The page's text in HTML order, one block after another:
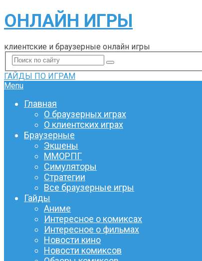
ОНЛАЙН ИГРЫ
клиентские и браузерные онлайн игры
ГАЙДЫ ПО ИГРАМ
Menu
Главная
О браузерных играх
О клиентских играх
Браузерные
Экшены
ММОРПГ
Симуляторы
Стратегии
Все браузерные игры
Гайды
Аниме
Интересное о комиксах
Интересное о фильмах
Новости кино
Новости комиксов